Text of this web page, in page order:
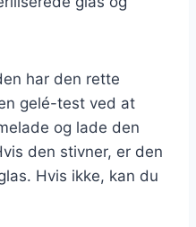
har den rette
gelé-test ved at
og lade den
den stivner, er den
Hvis ikke, kan du